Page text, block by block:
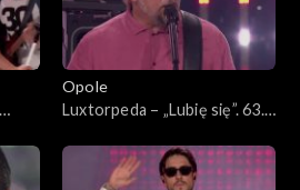
Opole
Luxtorpeda – „Lubię się”. 63.
„SuperJedynki”